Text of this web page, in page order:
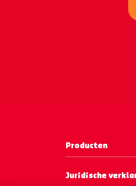
Producten
Juridische